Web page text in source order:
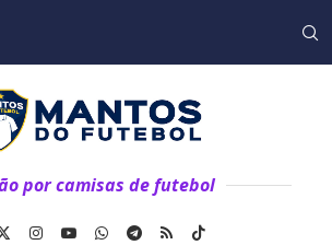
por camisas de futebol